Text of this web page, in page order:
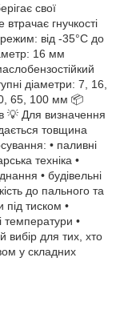
свої
гнучкості
від -35°C до
16 мм
діаметри: 7, 16,
65, 100 мм 📦
💡 Для визначення
товщина
• паливні
техніка •
• будівельні
до пального та
під тиском •
температури •
вибір для тих, хто
у складних